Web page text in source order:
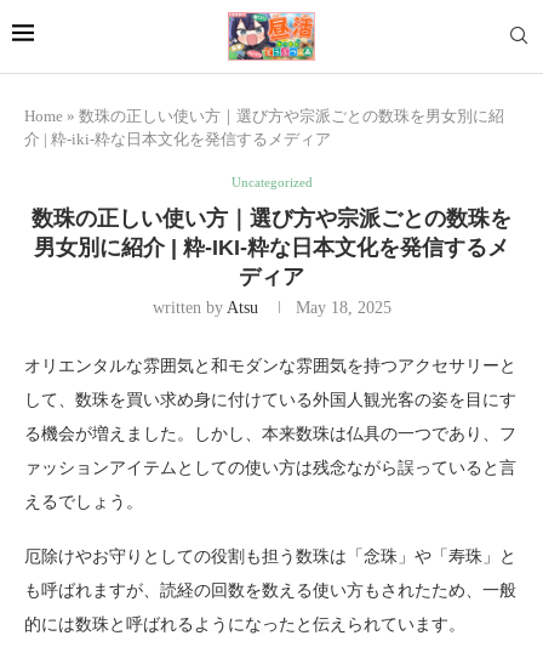
Home » 数珠の正しい使い方｜選び方や宗派ごとの数珠を男女別に紹
介 | 粋-iki-粋な日本文化を発信するメディア
Uncategorized
数珠の正しい使い方｜選び方や宗派ごとの数珠を
男女別に紹介 | 粋-IKI-粋な日本文化を発信するメ
ディア
written by Atsu May 18, 2025
オリエンタルな雰囲気と和モダンな雰囲気を持つアクセサリーと
して、数珠を買い求め身に付けている外国人観光客の姿を目にす
る機会が増えました。しかし、本来数珠は仏具の一つであり、フ
ァッションアイテムとしての使い方は残念ながら誤っていると言
えるでしょう。
厄除けやお守りとしての役割も担う数珠は「念珠」や「寿珠」と
も呼ばれますが、読経の回数を数える使い方もされたため、一般
的には数珠と呼ばれるようになったと伝えられています。